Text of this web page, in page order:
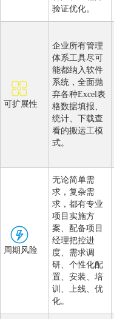
验证优化。
可扩展性
企业所有管理
体系工具尽可
能都纳入软件
系统，全面抛
弃各种Excel表
格数据填报、
统计、下载查
看的搬运工模
式。
周期风险
无论简单需
求，复杂需
求，都有专业
项目实施方
案、配备项目
经理把控进
度、需求调
研、个性化配
置、安装、培
训、上线、优
化。